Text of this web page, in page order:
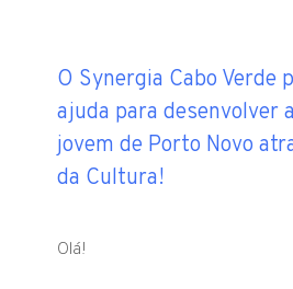
O Synergia Cabo Verde
ajuda para desenvolver
jovem de Porto Novo
da Cultura!
Olá!